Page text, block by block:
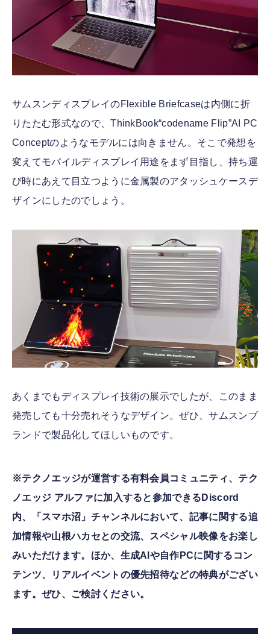
サムスンディスプレイのFlexible Briefcaseは内側に折
りたたむ形式なので、ThinkBook“codename Flip”AI PC
Conceptのようなモデルには向きません。そこで発想を
変えてモバイルディスプレイ用途をまず目指し、持ち運
び時にあえて目立つように金属製のアタッシュケースデ
ザインにしたのでしょう。
あくまでもディスプレイ技術の展示でしたが、このまま
発売しても十分売れそうなデザイン。ぜひ、サムスンブ
ランドで製品化してほしいものです。
※テクノエッジが運営する有料会員コミュニティ、テク
ノエッジ アルファに加入すると参加できるDiscord
内、「スマホ沼」チャンネルにおいて、記事に関する追
加情報や山根ハカセとの交流、スペシャル映像をお楽し
みいただけます。ほか、生成AIや自作PCに関するコン
テンツ、リアルイベントの優先招待などの特典がござい
ます。ぜひ、ご検討ください。